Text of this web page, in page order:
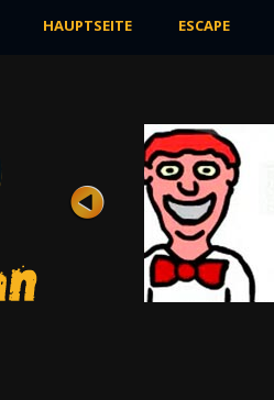
HAUPTSEITE ESCAPE
Mission, die
ist. Er muss ...